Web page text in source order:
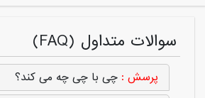
سوالات متداول (FAQ)
چی با چی چه می کند؟